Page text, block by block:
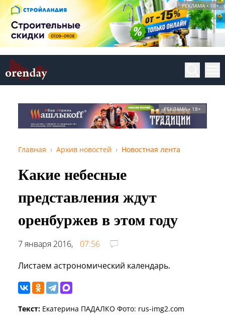
РЕКЛАМА • 18+
РЕКЛАМА • 18+
Главная Архив новостей Новостная лента
Какие небесные
представления ждут
оренбуржев в этом году
7 января 2016,
07:56
Листаем астрономический календарь.
Текст: Екатерина ПАДАЛКО Фото: rus-img2.com